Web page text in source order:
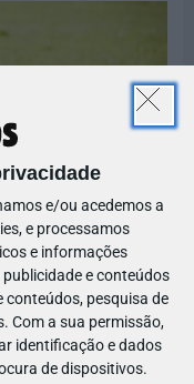
e/ou acedemos a
e processamos
e informações
e conteúdos
conteúdos, pesquisa de
Com a sua permissão,
identificação e dados
de dispositivos.
ou treino para o seu
qualidade que…